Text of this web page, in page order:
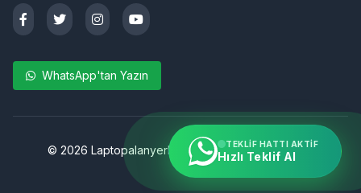
WhatsApp'tan Yazın
© 2026 Laptopalanyerler.org | Tüm hakları saklıdır.
TEKLIF HATTI AKTIF
Hızlı Teklif Al